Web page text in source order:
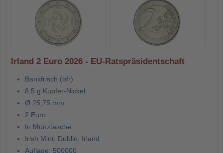
Irland 2 Euro 2026 - EU-Ratspräsidentschaft
Bankfrisch (bfr)
8,5 g Kupfer-Nickel
Ø 25,75 mm
2 Euro
In Münztasche
Irish Mint, Dublin, Irland
Auflage: 500000